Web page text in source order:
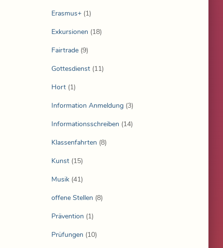
Erasmus+(1)
Exkursionen (18)
Fairtrade(9)
Gottesdienst(11)
Hort(1)
Information Anmeldung(3)
Informationsschreiben (14)
Klassenfahrten (8)
Kunst(15)
Musik(41)
offene Stellen (8)
Prävention (1)
Prüfungen (10)